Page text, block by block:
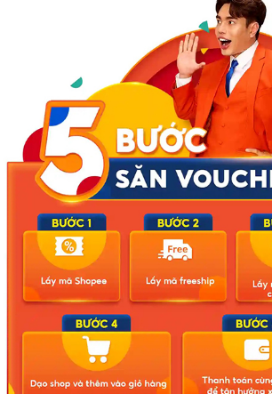
Bão số 3 hình thành trên Biển Đông:
đất liền vẫn cần cảnh giác cao độ?
Cảnh báo thủ đoạn lừa đảo kết hôn: Khi
bẫy’ tinh vi
Gần 1.200 tỷ đồng xóa ‘mù bơi’ cho
chính sách hỗ trợ trực tiếp
Related Posts
Bão số 3 hình thành trên Biển Đông: Vì
đất liền vẫn cần cảnh giác cao độ?